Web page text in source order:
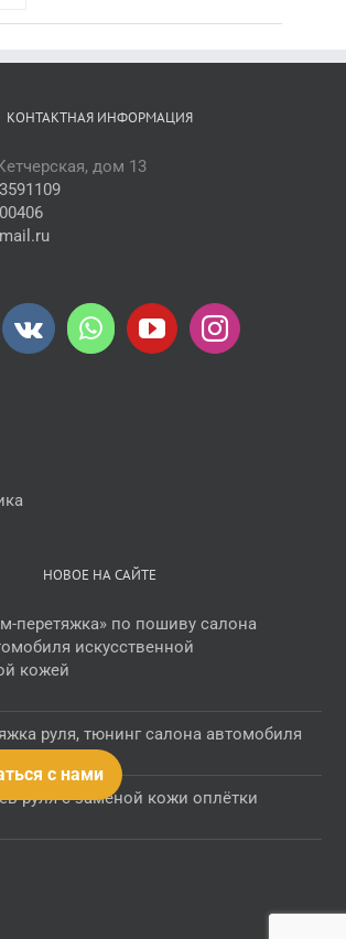
с нами
КОНТАКТНАЯ ИНФОРМАЦИЯ
дом 13
НОВОЕ НА САЙТЕ
перетяжка» по пошиву салона
искусственной
кожей
руля, тюнинг салона автомобиля
руля с заменой кожи оплётки